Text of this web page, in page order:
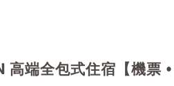
高端全包式住宿【機票